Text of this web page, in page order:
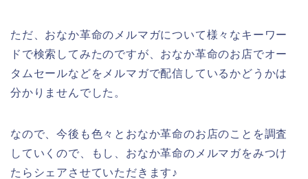
ただ、おなか革命のメルマガについて様々なキーワー
ドで検索してみたのですが、おなか革命のお店でオー
タムセールなどをメルマガで配信しているかどうかは
分かりませんでした。
なので、今後も色々とおなか革命のお店のことを調査
していくので、もし、おなか革命のメルマガをみつけ
たらシェアさせていただきます♪